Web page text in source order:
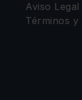
Aviso Legal
Términos y